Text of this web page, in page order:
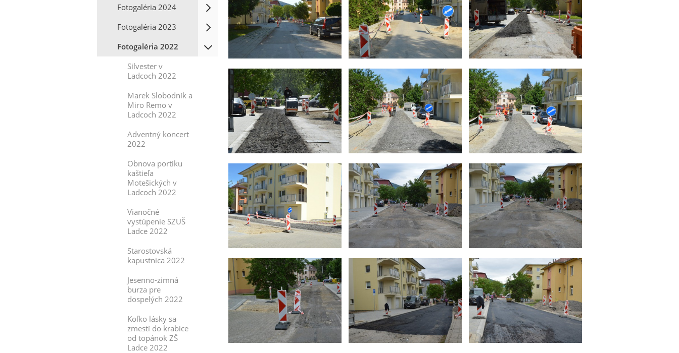
Fotogaléria 2024
Fotogaléria 2023
Fotogaléria 2022
Silvester v
Ladcoch 2022
Marek Slobodník a
Miro Remo v
Ladcoch 2022
Adventný koncert
2022
Obnova portiku
kaštieľa
Motešických v
Ladcoch 2022
Vianočné
vystúpenie SZUŠ
Ladce 2022
Starostovská
kapustnica 2022
Jesenno-zimná
burza pre
dospelých 2022
Koľko lásky sa
zmestí do krabice
od topánok ZŠ
Ladce 2022